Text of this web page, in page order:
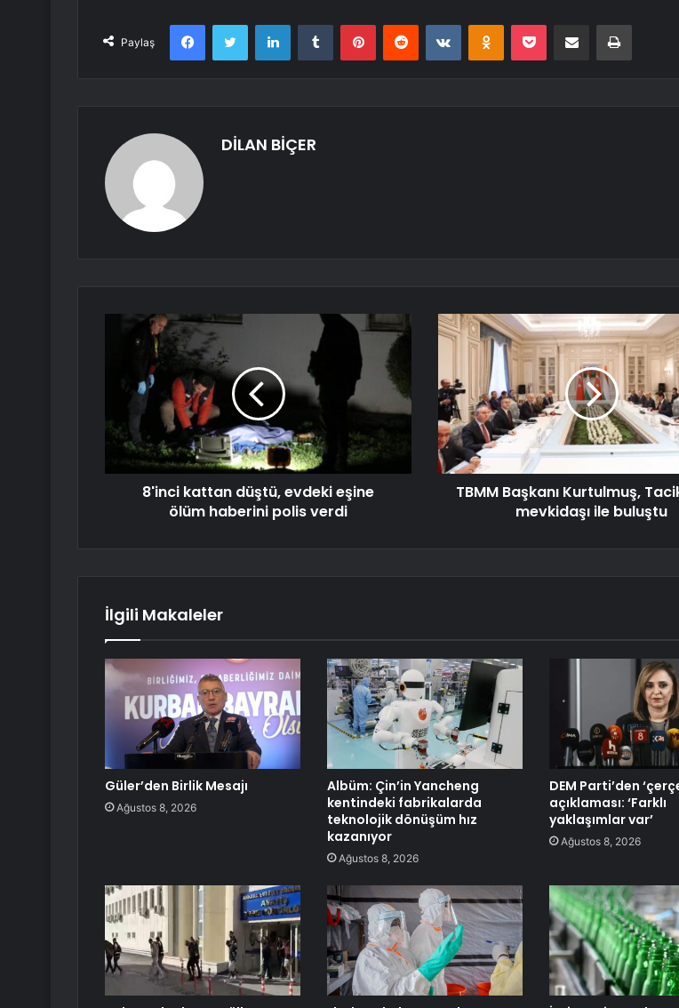
Paylaş
FacebookTwitter LinkedInTumblr PinterestReddit VKontakteOdnoklassniki
Pocket E-Posta ile paylaş Yazdır
DİLAN BİÇER
8'inci kattan düştü, evdeki eşine
ölüm haberini polis verdi
TBMM Başkanı Kurtulmuş,
mevkidaşı ile buluştu
İlgili Makaleler
Güler’den Birlik Mesajı
Ağustos 8, 2026
Albüm: Çin’in Yancheng
kentindeki fabrikalarda
teknolojik dönüşüm hız
kazanıyor
Ağustos 8, 2026
DEM Parti’den
açıklaması: ‘Farklı
yaklaşımlar var’
Ağustos 8, 2026